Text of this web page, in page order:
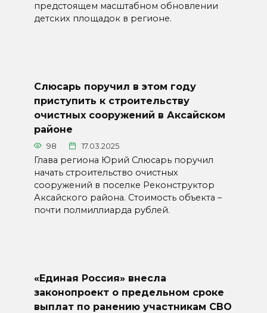
предстоящем масштабном обновлении
детских площадок в регионе.
Слюсарь поручил в этом году
приступить к строительству
очистных сооружений в Аксайском
районе
98 17.03.2025
Глава региона Юрий Слюсарь поручил
начать строительство очистных
сооружений в поселке Реконструктор
Аксайского района. Стоимость объекта –
почти полмиллиарда рублей.
«Единая Россия» внесла
законопроект о предельном сроке
выплат по ранению участникам СВО